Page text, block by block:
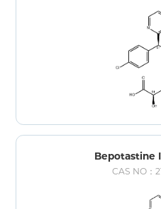
Bepotastine
CAS NO：